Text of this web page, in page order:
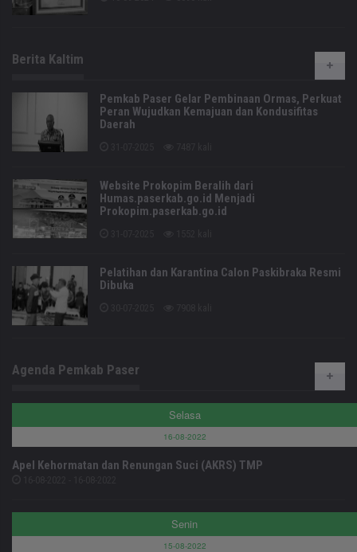
Berita Kaltim
Pemkab Paser Gelar Pembinaan Ormas, Perkuat
Peran Wujudkan Kemajuan dan Kondusifitas
Daerah
Website Prokopim Beralih dari
Humas.paserkab.go.id Menjadi
Prokopim.paserkab.go.id
Pelatihan dan Karantina Calon Paskibraka Resmi
Dibuka
Agenda Pemkab Paser
Selasa
16-08-2022
Apel Kehormatan dan Renungan Suci (AKRS) TMP
Senin
15-08-2022